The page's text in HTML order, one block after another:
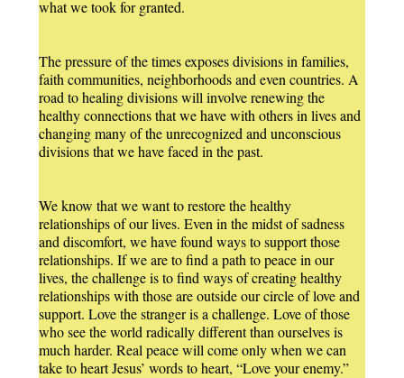
what we took for granted.
The pressure of the times exposes divisions in families,
faith communities, neighborhoods and even countries. A
road to healing divisions will involve renewing the
healthy connections that we have with others in lives and
changing many of the unrecognized and unconscious
divisions that we have faced in the past.
We know that we want to restore the healthy
relationships of our lives. Even in the midst of sadness
and discomfort, we have found ways to support those
relationships. If we are to find a path to peace in our
lives, the challenge is to find ways of creating healthy
relationships with those are outside our circle of love and
support. Love the stranger is a challenge. Love of those
who see the world radically different than ourselves is
much harder. Real peace will come only when we can
take to heart Jesus’ words to heart, “Love your enemy.”